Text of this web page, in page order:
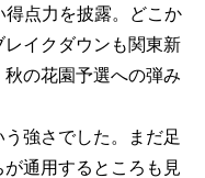
得点力を披露。どこか
イクダウンも関東新
の花園予選への弾み
う強さでした。まだ足
通用するところも見